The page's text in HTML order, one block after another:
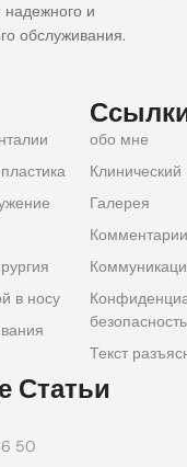
p
p
и
обслуживания.
в ​​носу
обо мне
Клинический
Галерея
Комментарии
безопасность
Текст
Статьи
50